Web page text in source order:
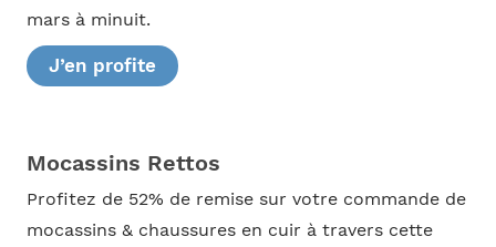
mars à minuit.
J’en profite
Mocassins Rettos
Profitez de 52% de remise sur votre commande de
mocassins & chaussures en cuir à travers cette